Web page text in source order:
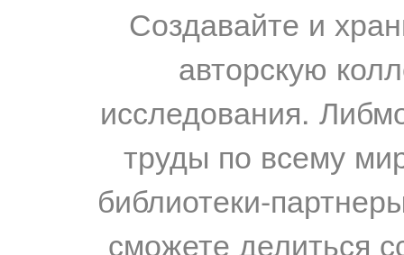
Создавайте и
авторскую
исследования.
труды по всему
библиотеки-
сможете делиться